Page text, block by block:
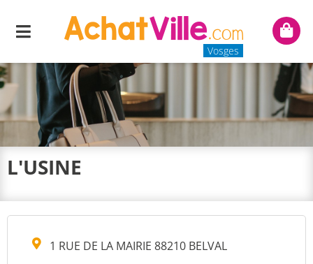
Menu
Vosges
Mon
L'USINE
1 RUE DE LA MAIRIE 88210 BELVAL